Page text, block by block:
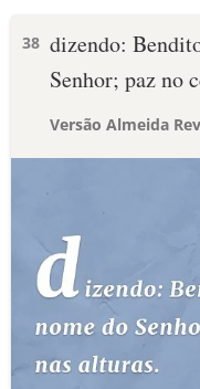
38 dizendo:
Senhor; paz no
Versão Almeida